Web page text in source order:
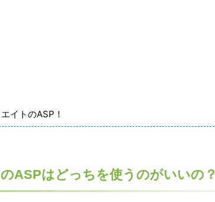
イトのASP！
ASPはどっちを使うのがいいの？